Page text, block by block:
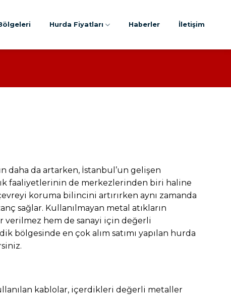
Hurda Fiyatları Haberler İletişim
da artarken, İstanbul’un gelişen
faaliyetlerinin de merkezlerinden biri haline
koruma bilincini artırırken aynı zamanda
sağlar. Kullanılmayan metal atıkların
verilmez hem de sanayi için değerli
bölgesinde en çok alım satımı yapılan hurda
kablolar, içerdikleri değerli metaller